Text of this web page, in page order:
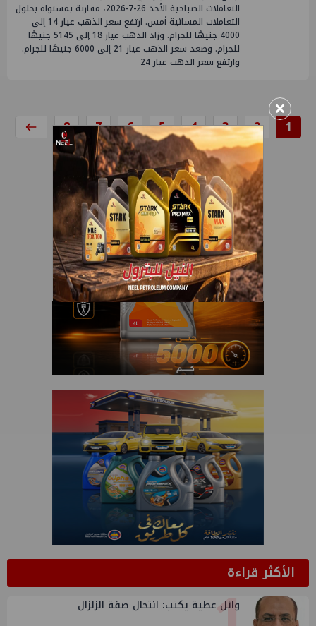
التعاملات الصباحية الأحد 26-7-2026، مقارنة بمستواه بحلول
التعاملات المسائية أمس. ارتفع سعر الذهب عيار 14 إلى
4000 جنيهًا للجرام. وزاد الذهب عيار 18 إلى 5145 جنيهًا
للجرام. وصعد سعر الذهب عيار 21 إلى 6000 جنيهًا للجرام.
وارتفع سعر الذهب عيار 24
1
2
3
4
5
6
7
8
الأكثر قراءة
وائل عطية يكتب: انتحال صفة الزلزال
×